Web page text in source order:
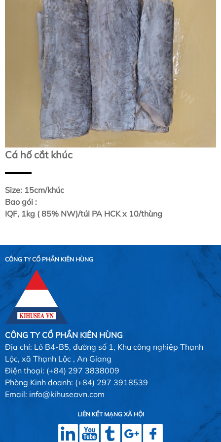
Cá hố cắt khúc
Size: 15cm/khúc
Bao gói :
IQF, 1kg ( 85% NW)/túi PA HCK x 10/thùng
CÔNG TY CỔ PHẦN KIÊN HÙNG
CÔNG TY CỔ PHẦN KIÊN HÙNG
Địa chỉ: Lô B4-B5, đường số 1, Khu công nghiệp Thạnh
Lộc, xã Thạnh Lộc , An Giang
Điện thoại: (+84) 297 3838009
Phòng Kinh doanh: (+84) 297 3918539
Email: info@kihuseavn.com
LIÊN KẾT MẠNG XÃ HỘI